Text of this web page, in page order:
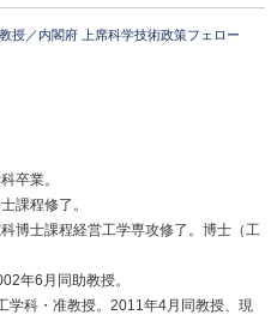
授／内閣府 上席科学技術政策フェロー
卒業。
課程修了。
博士課程経営工学専攻修了。博士（工
年6月同助教授。
学科・准教授。2011年4月同教授、現